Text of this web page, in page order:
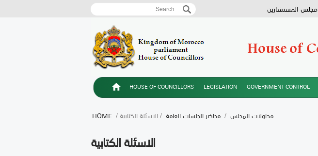
Search form
Search مجلس المستشارين
HOUSE OF COUNCILLORS LEGISLATION GOVERNMENT CONTROL
HOME / مداولات المجلس / محاضر الجلسات العامة / الاسئلة الكتابية
الاسئلة الكتابية